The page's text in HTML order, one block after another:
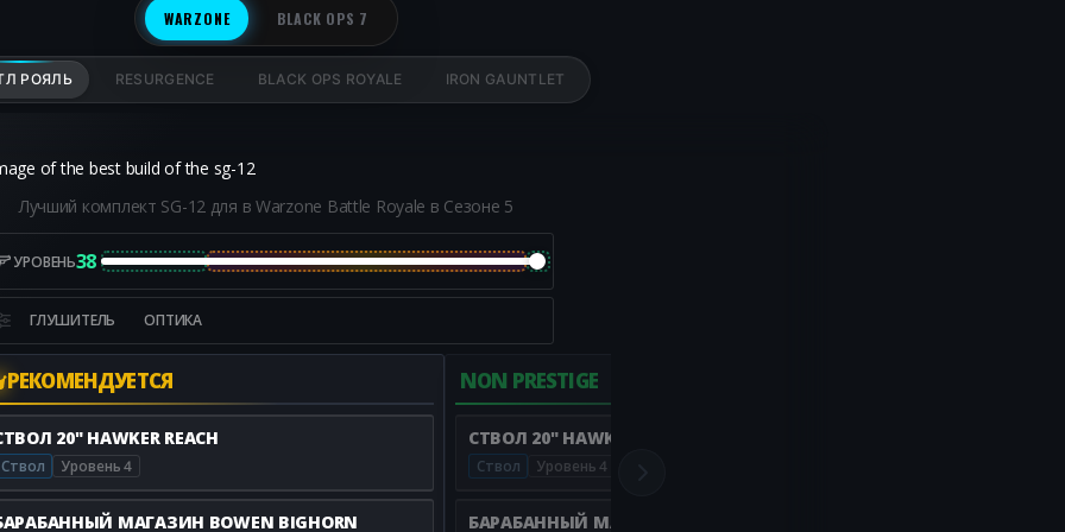
WARZONE BLACK OPS 7
РОЯЛЬ RESURGENCE BLACK OPS ROYALE IRON GAUNTLET
Лучший комплект SG-12 для в Warzone Battle Royale в Сезоне 5
УРОВЕНЬ38
ГЛУШИТЕЛЬ ОПТИКА
РЕКОМЕНДУЕТСЯ
20" HAWKER REACH
Ствол Уровень 4
МАГАЗИН BOWEN BIGHORN
NON PRESTIGE
СТВОЛ 20" HAWKER REACH
Ствол Уровень 4
БАРАБАННЫЙ МАГАЗИН BOWEN BIGHORN